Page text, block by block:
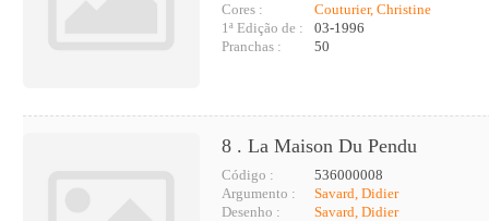
Cores :
Couturier, Christine
1ª Edição de :
03-1996
Pranchas :
50
8 . La Maison Du Pendu
Código :
536000008
Argumento :
Savard, Didier
Desenho :
Savard, Didier